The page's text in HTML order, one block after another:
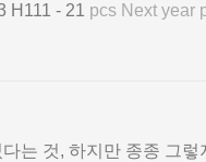
H111 - 21 pcs Next year
는 것, 하지만 종종 그렇